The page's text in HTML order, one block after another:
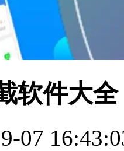
软件大全
07